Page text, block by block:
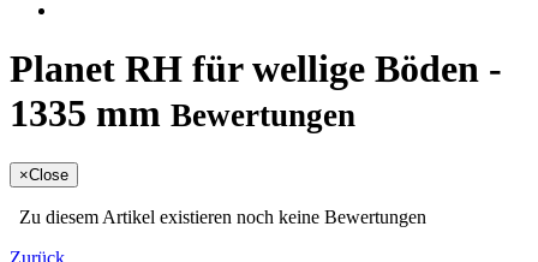
Planet RH für wellige Böden -
1335 mm Bewertungen
×Close
Zu diesem Artikel existieren noch keine Bewertungen
Zurück